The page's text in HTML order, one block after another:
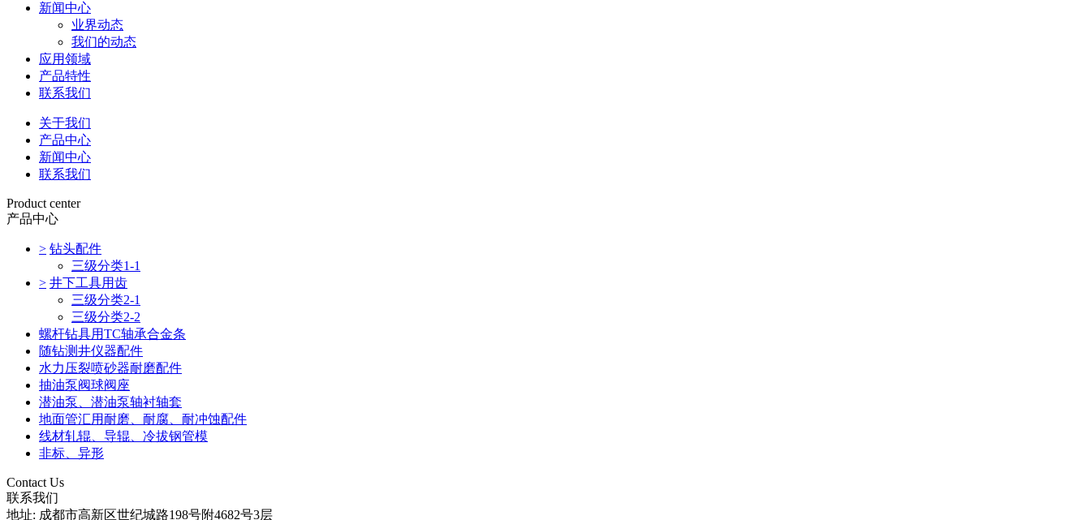
新闻中心
业界动态
我们的动态
应用领域
产品特性
联系我们
关于我们
产品中心
新闻中心
联系我们
Product center
产品中心
> 钻头配件
三级分类1-1
> 井下工具用齿
三级分类2-1
三级分类2-2
螺杆钻具用TC轴承合金条
随钻测井仪器配件
水力压裂喷砂器耐磨配件
抽油泵阀球阀座
潜油泵、潜油泵轴衬轴套
地面管汇用耐磨、耐腐、耐冲蚀配件
线材轧辊、导辊、冷拔钢管模
非标、异形
Contact Us
联系我们
地址: 成都市高新区世纪城路198号附4682号3层